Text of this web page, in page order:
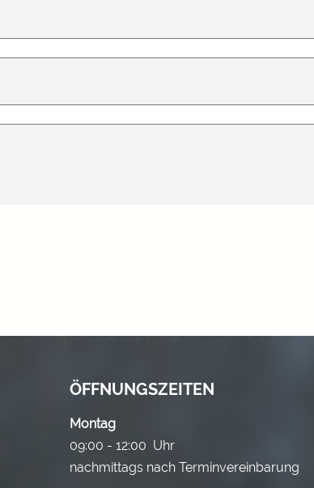
ÖFFNUNGSZEITEN
Montag
09:00 - 12:00 Uhr
nachmittags nach Terminvereinbarung